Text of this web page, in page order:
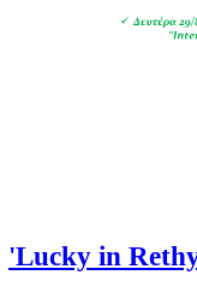
'Lucky in